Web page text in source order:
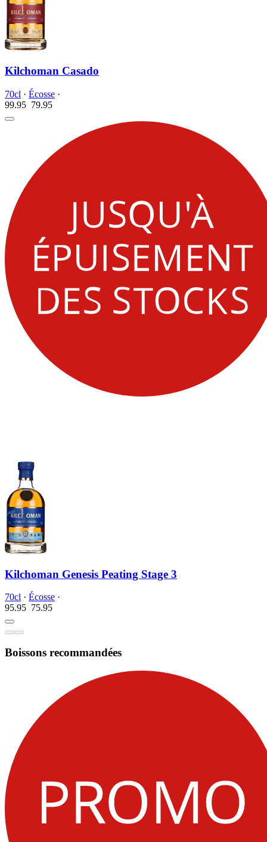
Kilchoman Casado
70cl · Écosse ·
99.95 79.95
Kilchoman Genesis Peating Stage 3
70cl · Écosse ·
95.95 75.95
Boissons recommandées